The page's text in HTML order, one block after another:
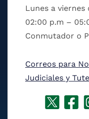
Lunes a viernes
02:00 p.m –
Conmutador o
Correos para
Judiciales y